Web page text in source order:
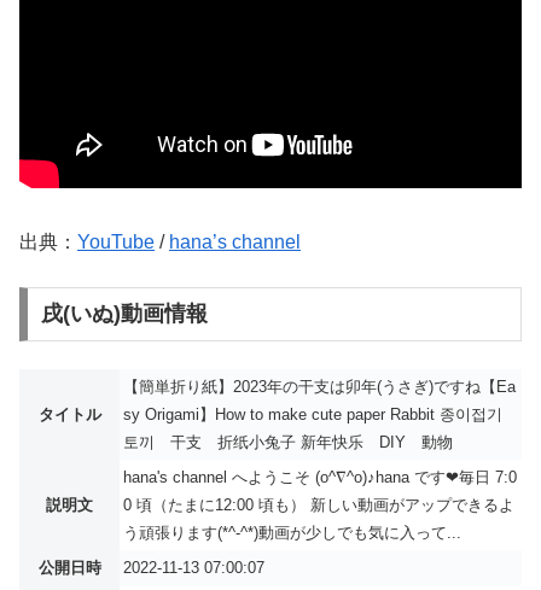
出典： YouTube / hana’s channel
戌(いぬ)動画情報
タイトル
【簡単折り紙】2023年の干支は卯年(うさぎ)ですね【Ea
sy Origami】How to make cute paper Rabbit 종이접기
토끼 干支 折纸小兔子 新年快乐 DIY 動物
説明文
hana's channel へようこそ (o^∇^o)♪hana です❤毎日 7:0
0 頃（たまに12:00 頃も） 新しい動画がアップできるよ
う頑張ります(*^-^*)動画が少しでも気に入って...
公開日時
2022-11-13 07:00:07